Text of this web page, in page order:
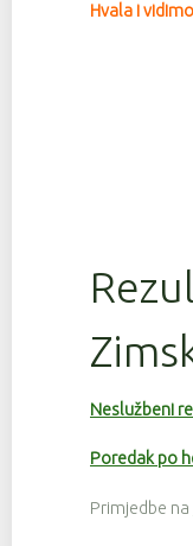
Hvala i
Neslužbeni
Poredak po
Primjedbe na